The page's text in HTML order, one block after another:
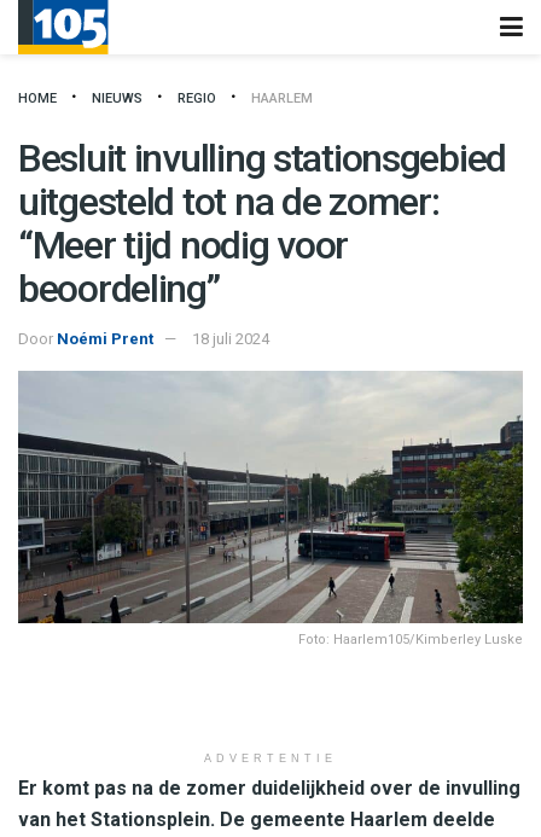
HOME NIEUWS REGIO HAARLEM
Besluit invulling stationsgebied
uitgesteld tot na de zomer:
“Meer tijd nodig voor
beoordeling”
Door Noémi Prent 18 juli 2024
Foto: Haarlem105/Kimberley Luske
ADVERTENTIE
Er komt pas na de zomer duidelijkheid over de invulling
van het Stationsplein. De gemeente Haarlem deelde